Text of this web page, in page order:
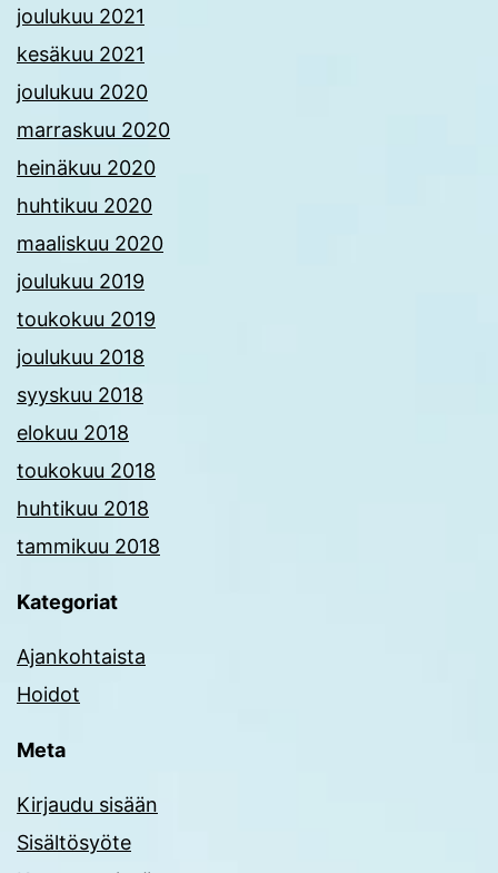
joulukuu 2021
kesäkuu 2021
joulukuu 2020
marraskuu 2020
heinäkuu 2020
huhtikuu 2020
maaliskuu 2020
joulukuu 2019
toukokuu 2019
joulukuu 2018
syyskuu 2018
elokuu 2018
toukokuu 2018
huhtikuu 2018
tammikuu 2018
Kategoriat
Ajankohtaista
Hoidot
Meta
Kirjaudu sisään
Sisältösyöte